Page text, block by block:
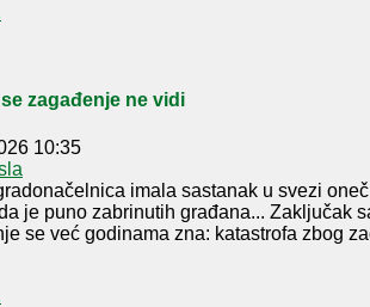
zagađenje ne vidi
10:35
imala sastanak u svezi
je puno zabrinutih građana... Zaključak
se već godinama zna: katastrofa zbog